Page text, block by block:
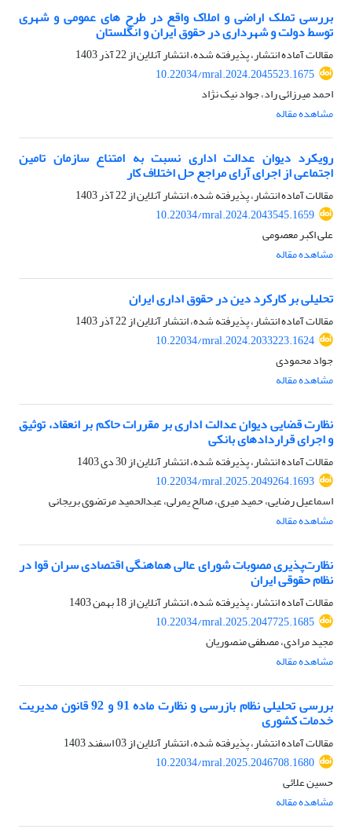
بررسی تملک اراضی و املاک واقع در طرح های عمومی و شهری
توسط دولت و شهرداری در حقوق ایران و انگلستان
مقالات آماده انتشار، پذیرفته شده، انتشار آنلاین از22 آذر 1403
10.22034/mral.2024.2045523.1675
احمد میرزائی راد، جواد نیک نژاد
مشاهده مقاله
رویکرد دیوان عدالت اداری نسبت به امتناع سازمان تامین
اجتماعی از اجرای آرای مراجع حل اختلاف کار
مقالات آماده انتشار، پذیرفته شده، انتشار آنلاین از22 آذر 1403
10.22034/mral.2024.2043545.1659
علی اکبر معصومی
مشاهده مقاله
تحلیلی بر کارکرد دین در حقوق اداری ایران
مقالات آماده انتشار، پذیرفته شده، انتشار آنلاین از22 آذر 1403
10.22034/mral.2024.2033223.1624
جواد محمودی
مشاهده مقاله
نظارت قضایی دیوان عدالت اداری بر مقررات حاکم بر انعقاد، توثیق
و اجرای قراردادهای بانکی
مقالات آماده انتشار، پذیرفته شده، انتشار آنلاین از30 دی 1403
10.22034/mral.2025.2049264.1693
اسماعیل رضایی، حمید میری، صالح یمرلی، عبدالحمید مرتضوی بریجانی
مشاهده مقاله
نظارت‌پذیری مصوبات شورای عالی هماهنگی اقتصادی سران قوا در
نظام حقوقی ایران
مقالات آماده انتشار، پذیرفته شده، انتشار آنلاین از18 بهمن 1403
10.22034/mral.2025.2047725.1685
مجید مرادی، مصطفی منصوریان
مشاهده مقاله
بررسی تحلیلی نظام بازرسی و نظارت ماده 91 و 92 قانون مدیریت
خدمات کشوری
مقالات آماده انتشار، پذیرفته شده، انتشار آنلاین از03 اسفند 1403
10.22034/mral.2025.2046708.1680
حسین علائی
مشاهده مقاله